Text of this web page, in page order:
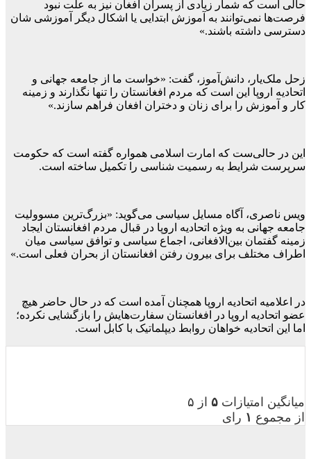
حالی است که شمار زیادی از پسران افغان نیز به علت نبود
فرصت‌ها نمی‌توانند به آموزش ابتدایی یا اشکال دیگر آموزشی شان
دسترسی داشته باشند.»
زحل ملک‌یار، دانش‌آموز، گفت: «خواست ما از جامعه جهانی و
اتحادیه اروپا این است که مردم افغانستان را تنها نگذارند و زمینه
کار و آموزش را برای زنان و دختران افغان فراهم سازند.»
این در حالی‌ست که امارت اسلامی همواره گفته است که حکومت
سرپرست شرایط به رسمیت شناسی را تکمیل ساخته است.
ویس ناصری، آگاه مسایل سیاسی می‌گوید: «بزرگ‌ترین مسوولیت
جامعه جهانی به ویژه اتحادیه اروپا در قبال مردم افغانستان ایجاد
زمینه گفتمان بین‌الافغانی، اجماع سیاسی و توافق سیاسی میان
اطراف مختلف برای بیرون رفتن افغانستان از بحران فعلی است.»
در اعلامیه اتحادیه اروپا همچنان آمده است که در حال حاضر هیچ
عضو اتحادیه اروپا در افغانستان سفارت‌هایش را بازگشایی نکرده؛
اما این اتحادیه خواهان روابط دیپلماتیک با کابل است.
میانگین امتیازات ۵ از ۵
از مجموع ۱ رای